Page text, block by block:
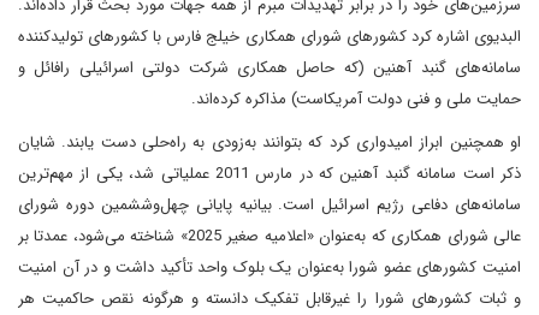
البدیوی اشاره کرد کشورهای شورای همکاری خیلج فارس با کشورهای تولیدکننده
سامانه‌های گنبد آهنین (که حاصل همکاری شرکت دولتی اسرائیلی رافائل و
حمایت ملی و فنی دولت آمریکاست) مذاکره کرده‌اند.
او همچنین ابراز امیدواری کرد که بتوانند به‌زودی به راه‌حلی دست یابند. شایان
ذکر است سامانه گنبد آهنین که در مارس 2011 عملیاتی شد، یکی از مهم‌ترین
سامانه‌های دفاعی رژیم اسرائیل است. بیانیه پایانی چهل‌وششمین دوره شورای
عالی شورای همکاری که به‌عنوان «اعلامیه صغیر 2025» شناخته می‌شود، عمدتا بر
امنیت کشورهای عضو شورا به‌عنوان یک بلوک واحد تأکید داشت و در آن امنیت
و ثبات کشورهای شورا را غیرقابل تفکیک دانسته و هر‌گونه نقص حاکمیت هر